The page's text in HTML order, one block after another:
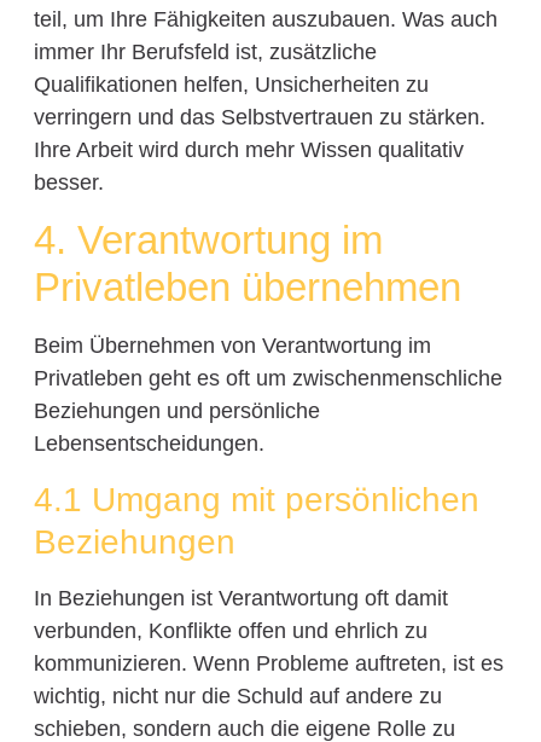
teil, um Ihre Fähigkeiten auszubauen. Was auch
immer Ihr Berufsfeld ist, zusätzliche
Qualifikationen helfen, Unsicherheiten zu
verringern und das Selbstvertrauen zu stärken.
Ihre Arbeit wird durch mehr Wissen qualitativ
besser.
4. Verantwortung im
Privatleben übernehmen
Beim Übernehmen von Verantwortung im
Privatleben geht es oft um zwischenmenschliche
Beziehungen und persönliche
Lebensentscheidungen.
4.1 Umgang mit persönlichen
Beziehungen
In Beziehungen ist Verantwortung oft damit
verbunden, Konflikte offen und ehrlich zu
kommunizieren. Wenn Probleme auftreten, ist es
wichtig, nicht nur die Schuld auf andere zu
schieben, sondern auch die eigene Rolle zu